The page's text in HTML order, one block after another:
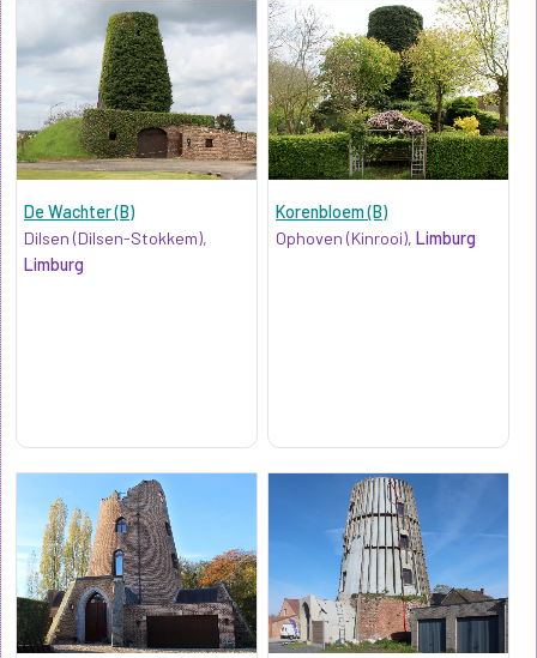
De Wachter (B)
Dilsen (Dilsen-Stokkem),
Limburg
Korenbloem (B)
Ophoven (Kinrooi),Limburg